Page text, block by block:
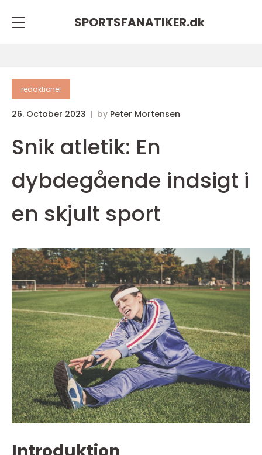
SPORTSFANATIKER.dk
redaktionel
26. October 2023 by Peter Mortensen
Snik atletik: En
dybdegående indsigt i
en skjult sport